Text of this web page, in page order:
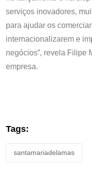
serviços inovadores,
para ajudar os
internacionalizarem e
negócios”, revela Filipe
empresa.
Tags:
santamariadelamas